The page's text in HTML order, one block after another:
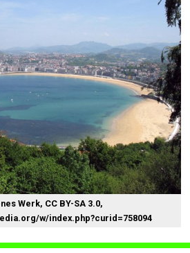
Werk, CC BY-SA 3.0,
w/index.php?curid=758094